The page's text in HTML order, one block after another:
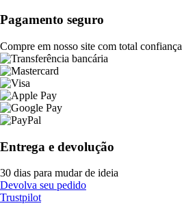
Pagamento seguro
Compre em nosso site com total confiança
Entrega e devolução
30 dias para mudar de ideia
Devolva seu pedido
Trustpilot